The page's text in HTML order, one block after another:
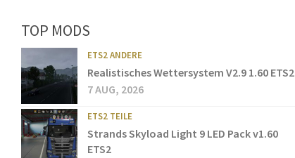
TOP MODS
ETS2 ANDERE
Realistisches Wettersystem V2.9 1.60 ETS2
7 AUG, 2026
ETS2 TEILE
Strands Skyload Light 9 LED Pack v1.60
ETS2